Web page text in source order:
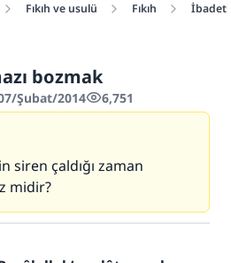
Fıkıh ve usulü Fıkıh
bozmak
Şubat/2014 6,751
siren çaldığı zaman
midir?